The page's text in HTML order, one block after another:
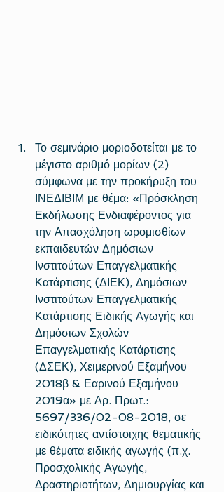
Το σεμινάριο μοριοδοτείται με το
μέγιστο αριθμό μορίων (2)
σύμφωνα με την προκήρυξη του
ΙΝΕΔΙΒΙΜ με θέμα: «Πρόσκληση
Εκδήλωσης Ενδιαφέροντος για
την Απασχόληση ωρομισθίων
εκπαιδευτών Δημόσιων
Ινστιτούτων Επαγγελματικής
Κατάρτισης (ΔΙΕΚ), Δημόσιων
Ινστιτούτων Επαγγελματικής
Κατάρτισης Ειδικής Αγωγής και
Δημόσιων Σχολών
Επαγγελματικής Κατάρτισης
(ΔΣΕΚ), Χειμερινού Εξαμήνου
2018β & Εαρινού Εξαμήνου
2019α» με Αρ. Πρωτ.:
5697/336/02-08-2018, σε
ειδικότητες αντίστοιχης θεματικής
με θέματα ειδικής αγωγής (π.χ.
Προσχολικής Αγωγής,
Δραστηριοτήτων, Δημιουργίας και